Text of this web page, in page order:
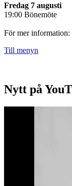
Fredag 7 augusti
19:00 Bönemöte
För mer information:
Till menyn
Nytt på